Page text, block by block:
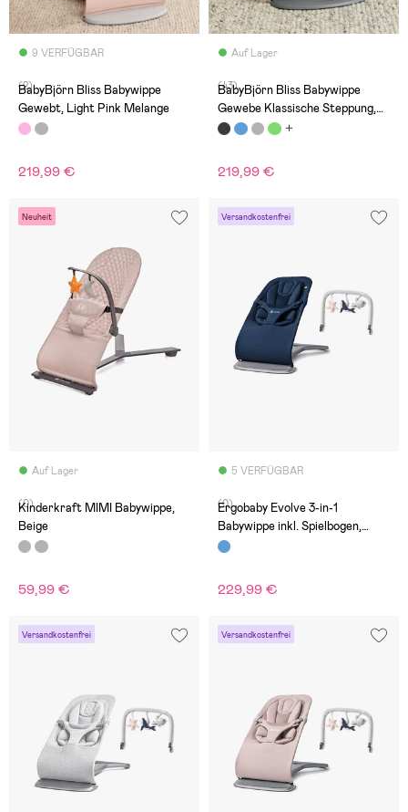
9 VERFÜGBAR
(2)
BabyBjörn Bliss Babywippe
Gewebt, Light Pink Melange
219,99 €
Auf Lager
(43)
BabyBjörn Bliss Babywippe
Gewebe Klassische Steppung,
Schwarz
219,99 €
Neuheit
Auf Lager
(0)
Kinderkraft MIMI Babywippe,
Beige
59,99 €
Versandkostenfrei
5 VERFÜGBAR
(0)
Ergobaby Evolve 3-in-1
Babywippe inkl. Spielbogen,
Midnight Blue
229,99 €
Versandkostenfrei Versandkostenfrei